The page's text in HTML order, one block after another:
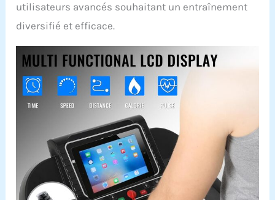
utilisateurs avancés souhaitant un entraînement
diversifié et efficace.